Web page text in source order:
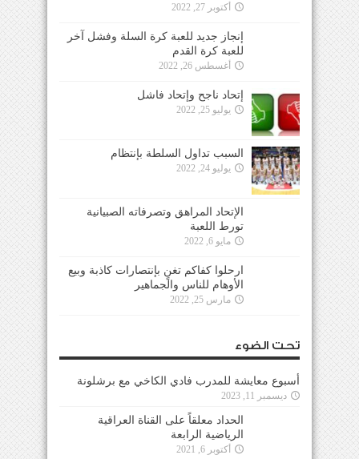
أكتوبر 27, 2022
إنجاز جديد للعبة كرة السلة وفشل آخر
للعبة كرة القدم
أغسطس 26, 2022
إتحاد ناجح وإتحاد فاشل
يوليو 25, 2022
السبب تداول السلطة بإنتظام
يوليو 24, 2022
الإتحاد المراهق وتصرفاته الصبيانية
تورط اللعبة
مايو 6, 2022
ارحلوا كفاكم تغنٍ بإنتصارات كاذبة وبيع
الأوهام للناس والجماهير
مارس 25, 2022
تحت الضوء
أسبوع معايشة للمدرب فادي الكاخي مع برشلونة
ديسمبر 11, 2023
الحداد معلقاً على القناة العراقية
الرياضية الرابعة
أكتوبر 6, 2021